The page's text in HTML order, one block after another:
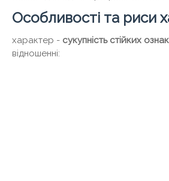
Особливості та риси
характер - сукупність стійких ознак
відношенні: